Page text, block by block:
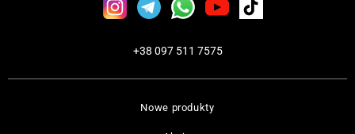
Nowe produkty
+38 097 511 7575